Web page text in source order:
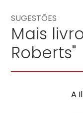
SUGESTÕES
Mais
Roberts"
A